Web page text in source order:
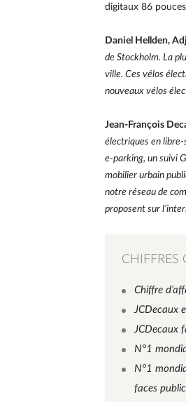
digitaux 86
Daniel Hellden,
de Stockholm. La
ville. Ces vélos
nouveaux vélos
Jean-François
électriques en libre-
e-parking, un suivi
mobilier urbain
notre réseau de
proposent sur
CHIFFRES
Chiffre
JCDecaux
JCDecaux
N°1
N°1
faces